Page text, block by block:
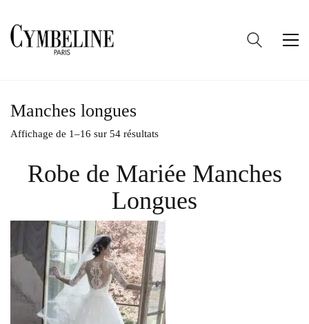
Manches longues
Affichage de 1–16 sur 54 résultatsTrié
récent
au
plus
ancien
Robe de Mariée Manches
Longues